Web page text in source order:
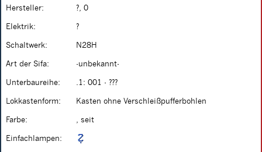
Hersteller: ?, 0
Elektrik: ?
Schaltwerk: N28H
Art der Sifa: -unbekannt-
Unterbaureihe: .1: 001 - ???
Lokkastenform: Kasten ohne Verschleißpufferbohlen
Farbe: , seit
Einfachlampen: